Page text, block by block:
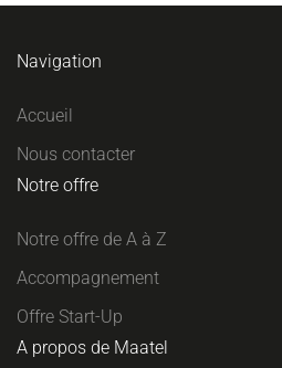
Navigation
Accueil
Nous contacter
Notre offre
Notre offre de A à Z
Accompagnement
Offre Start-Up
A propos de Maatel